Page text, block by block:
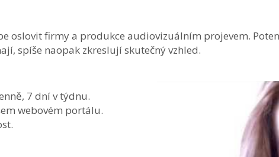
oslovit firmy a produkce audiovizuálním projevem.
spíše naopak zkreslují skutečný vzhled.
7 dní v týdnu.
webovém portálu.